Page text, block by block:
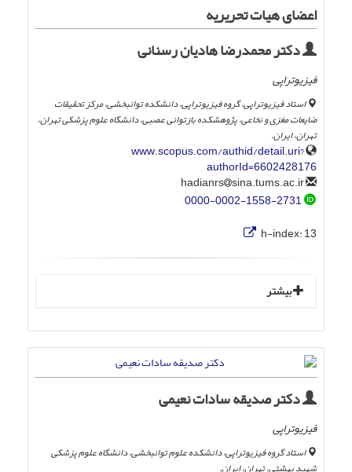
اعضای هیات تحریریه
دکتر محمدرضا هادیان رسنانی
فیزیوتراپی
استاد فیزیوتراپی، گروه فیزیوتراپی، دانشکده توانبخشی، مرکز تحقیقات
ضایعات مغزی و نخاعی، پژوهشکده بازتوانی عصبی، دانشگاه علوم پزشکی تهران،
تهران، ایران.
www.scopus.com/authid/detail.uri?
authorId=6602428176
sina.tums.ac.ir
0000-0002-1558-2731
h-index:13
بیشتر
دکتر صدیقه سادات نعیمی
فیزیوتراپی
استاد گروه فیزیوتراپی، دانشکده علوم توانبخشی، دانشگاه علوم پزشکی